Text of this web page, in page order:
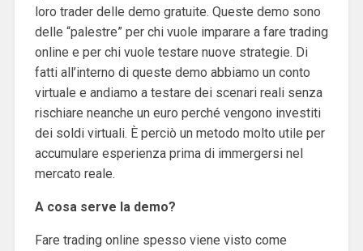
loro trader delle demo gratuite. Queste demo sono
delle “palestre” per chi vuole imparare a fare trading
online e per chi vuole testare nuove strategie. Di
fatti all’interno di queste demo abbiamo un conto
virtuale e andiamo a testare dei scenari reali senza
rischiare neanche un euro perché vengono investiti
dei soldi virtuali. È perciò un metodo molto utile per
accumulare esperienza prima di immergersi nel
mercato reale.
A cosa serve la demo?
Fare trading online spesso viene visto come